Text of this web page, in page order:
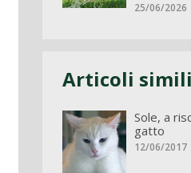
25/06/2026
Articoli simili
Sole, a
gatto
12/06/2017